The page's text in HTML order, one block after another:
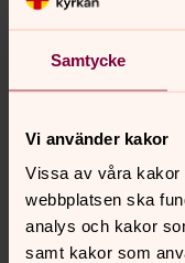
Samtycke
Vi använder kakor
Vissa av våra kakor
webbplatsen ska
analys och kakor
samt kakor som